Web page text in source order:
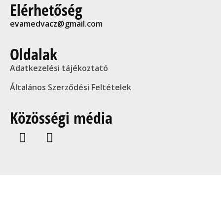
Elérhetőség
evamedvacz@gmail.com
Oldalak
Adatkezelési tájékoztató
Általános Szerződési Feltételek
Közösségi média